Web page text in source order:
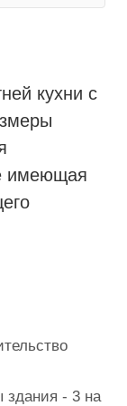
кухни с
имеющая
здания - 3 на